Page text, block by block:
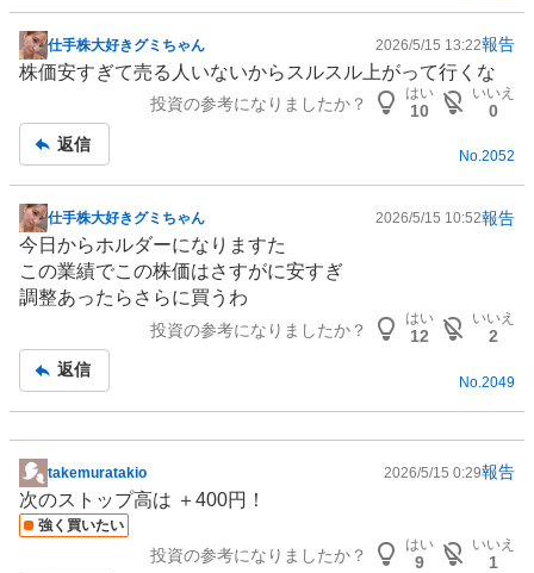
掲
示
事
仕手株大好きグミちゃん 2026/5/15 13:22報告
株価安すぎて売る人いないからスルスル上がって行くな
投資の参考になりましたか？
はい
10
いいえ
0
返信
No.2052
掲
示
板
記
仕手株大好きグミちゃん 2026/5/15 10:52報告
今日からホルダーになりますた
この業績でこの株価はさすがに安すぎ
調整あったらさらに買うわ
投資の参考になりましたか？
はい
12
いいえ
2
返信
No. 2049
掲
示
板
takemuratakio 2026/5/15 0:29報告
次のストップ高は ＋400円！
強く買いたい
投資の参考になりましたか？
はい
9
いいえ
1